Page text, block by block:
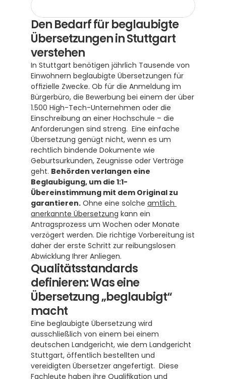
Den Bedarf für beglaubigte
Übersetzungen in Stuttgart
verstehen
In Stuttgart benötigen jährlich Tausende von
Einwohnern beglaubigte Übersetzungen für
offizielle Zwecke. Ob für die Anmeldung im
Bürgerbüro, die Bewerbung bei einem der über
1.500 High-Tech-Unternehmen oder die
Einschreibung an einer Hochschule – die
Anforderungen sind streng.  Eine einfache
Übersetzung genügt nicht, wenn es um
rechtlich bindende Dokumente wie
Geburtsurkunden, Zeugnisse oder Verträge
geht. Behörden verlangen eine
Beglaubigung, um die 1:1-
Übereinstimmung mit dem Original zu
garantieren. Ohne eine solche amtlich
anerkannte Übersetzung kann ein
Antragsprozess um Wochen oder Monate
verzögert werden. Die richtige Vorbereitung ist
daher der erste Schritt zur reibungslosen
Abwicklung Ihrer Anliegen.
Qualitätsstandards
definieren: Was eine
Übersetzung „beglaubigt“
macht
Eine beglaubigte Übersetzung wird
ausschließlich von einem bei einem
deutschen Landgericht, wie dem Landgericht
Stuttgart, öffentlich bestellten und
vereidigten Übersetzer angefertigt.  Diese
Fachleute haben ihre Qualifikation und